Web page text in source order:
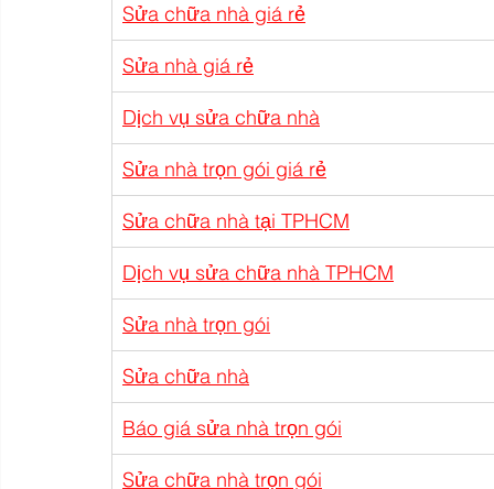
Sửa chữa nhà giá rẻ
Sửa nhà giá rẻ
Dịch vụ sửa chữa nhà
Sửa nhà trọn gói giá rẻ
Sửa chữa nhà tại TPHCM
Dịch vụ sửa chữa nhà TPHCM
Sửa nhà trọn gói
Sửa chữa nhà
Báo giá sửa nhà trọn gói
Sửa chữa nhà trọn gói